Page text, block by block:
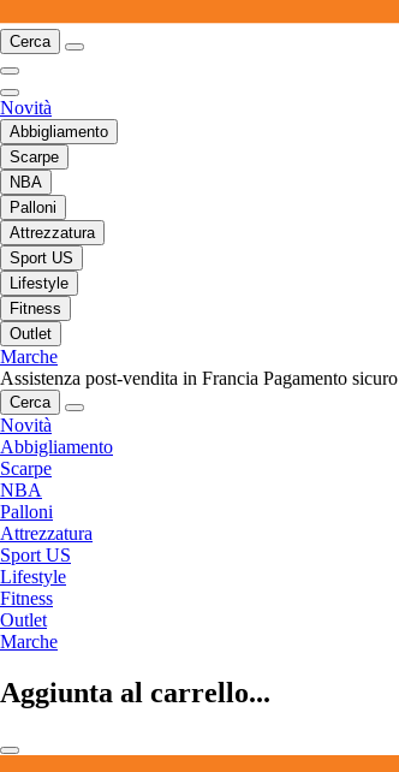
Cerca
Novità
Abbigliamento
Scarpe
NBA
Palloni
Attrezzatura
Sport US
Lifestyle
Fitness
Outlet
Marche
Assistenza post-vendita in Francia Pagamento sicuro
Cerca
Novità
Abbigliamento
Scarpe
NBA
Palloni
Attrezzatura
Sport US
Lifestyle
Fitness
Outlet
Marche
Aggiunta al carrello...